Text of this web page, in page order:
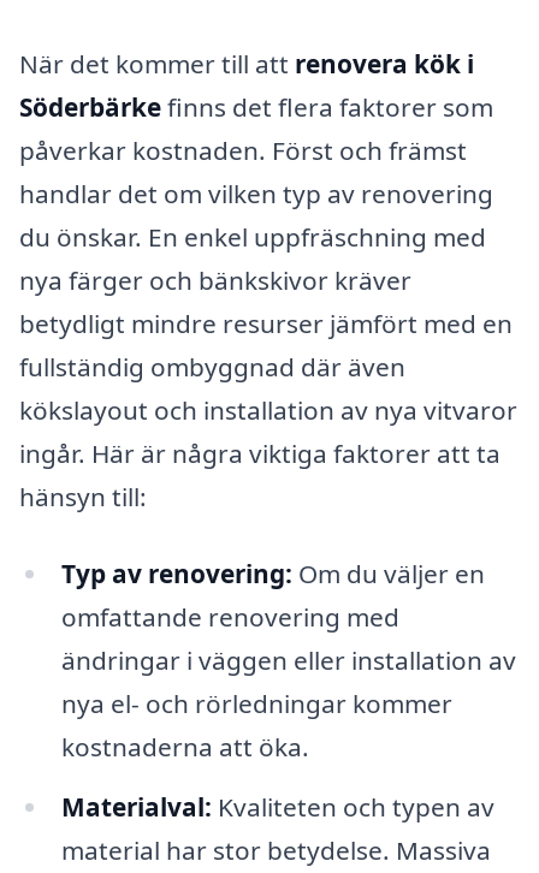
När det kommer till att renovera kök i
Söderbärkefinns det flera faktorer som
påverkar kostnaden. Först och främst
handlar det om vilken typ av renovering
du önskar. En enkel uppfräschning med
nya färger och bänkskivor kräver
betydligt mindre resurser jämfört med en
fullständig ombyggnad där även
kökslayout och installation av nya vitvaror
ingår. Här är några viktiga faktorer att ta
hänsyn till:
Typ av renovering: Om du väljer en
omfattande renovering med
ändringar i väggen eller installation av
nya el- och rörledningar kommer
kostnaderna att öka.
Materialval: Kvaliteten och typen av
material har stor betydelse. Massiva